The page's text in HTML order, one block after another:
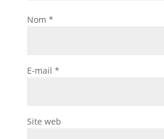
Nom *
E-mail *
Site web